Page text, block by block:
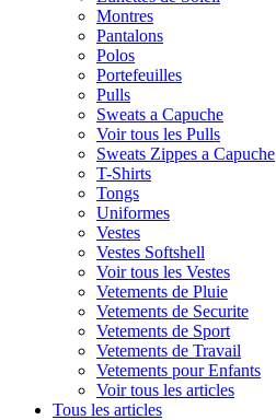
Montres
Pantalons
Polos
Portefeuilles
Pulls
Sweats a Capuche
Voir tous les Pulls
Sweats Zippes a Capuche
T-Shirts
Tongs
Uniformes
Vestes
Vestes Softshell
Voir tous les Vestes
Vetements de Pluie
Vetements de Securite
Vetements de Sport
Vetements de Travail
Vetements pour Enfants
Voir tous les articles
Tous les articles